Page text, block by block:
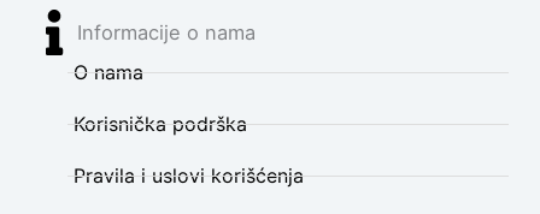
Informacije o nama
O nama
Korisnička podrška
Pravila i uslovi korišćenja